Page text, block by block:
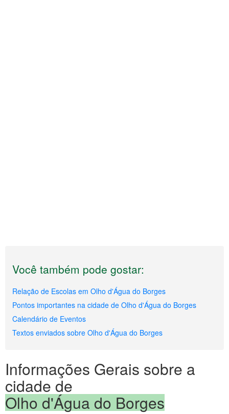
Você também pode gostar:
Relação de Escolas em Olho d'Água do Borges
Pontos importantes na cidade de Olho d'Água do Borges
Calendário de Eventos
Textos enviados sobre Olho d'Água do Borges
Informações Gerais sobre a
cidade de
Olho d'Água do Borges